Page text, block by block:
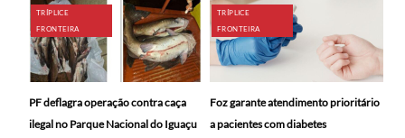
TRÍPLICE
FRONTEIRA
PF deflagra operação contra caça
ilegal no Parque Nacional do Iguaçu
TRÍPLICE
FRONTEIRA
Foz garante atendimento prioritário
a pacientes com diabetes